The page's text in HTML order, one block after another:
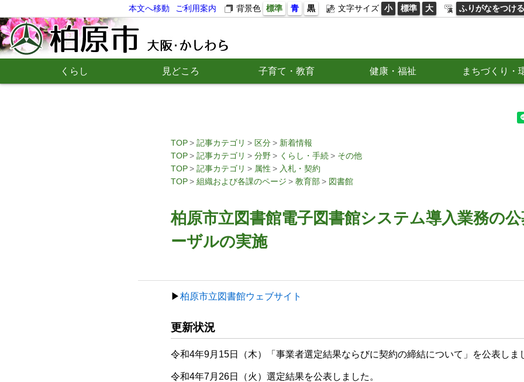
本文へ移動 ご利用案内 背景色 標準 青 黒 文字サイズ 小 標準 大 ふりがなをつける
くらし 見どころ 子育て・教育 健康・福祉 まちづくり・
TOP 記事カテゴリ 区分
新着情報
TOP
記事カテゴリ 分野 くらし・手続
その他
TOP
記事カテゴリ 属性
入札・契約
TOP
組織および各課のページ 教育部 図書館
柏原市立図書館電子図書館システム導入業務の
ーザルの実施
▶柏原市立図書館ウェブサイト
更新状況
令和4年9月15日（木）「事業者選定結果ならびに契約の締結について」を公表しま
令和4年7月26日（火）選定結果を公表しました。